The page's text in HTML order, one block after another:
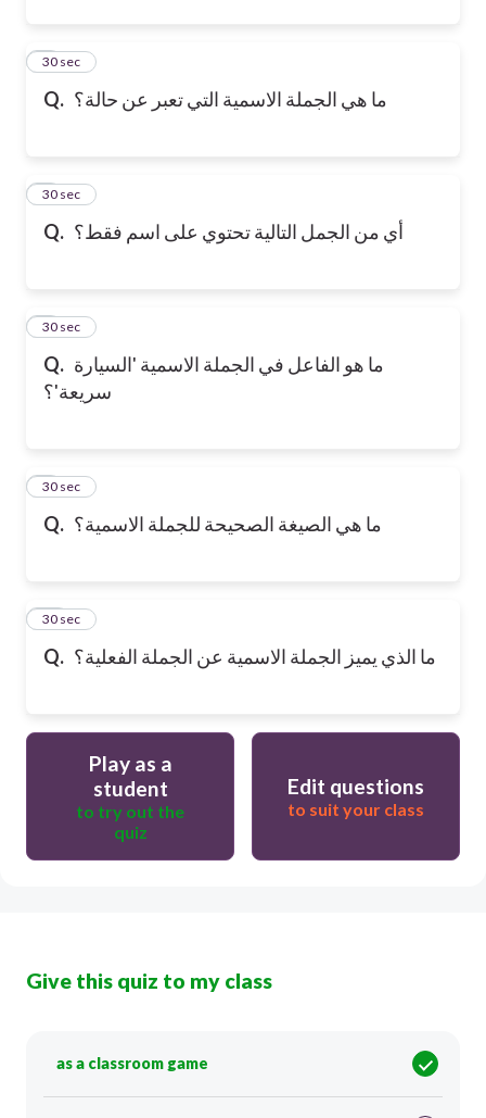
Q. ما هي الجملة الاسمية التي تعبر عن حالة؟
6
30 sec
Q. أي من الجمل التالية تحتوي على اسم فقط؟
7
30 sec
Q. ما هو الفاعل في الجملة الاسمية 'السيارة
سريعة'؟
8
30 sec
Q. ما هي الصيغة الصحيحة للجملة الاسمية؟
9
30 sec
Q. ما الذي يميز الجملة الاسمية عن الجملة الفعلية؟
10
30 sec
Play as a
student
to try out the
quiz
Edit questions
to suit your class
Give this quiz to my class
as a classroom game